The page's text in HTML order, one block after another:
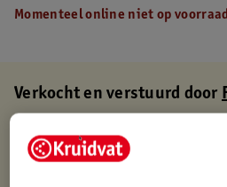
Momenteel online niet op
Verkocht en verstuurd door
Gratis thuisbezorgd